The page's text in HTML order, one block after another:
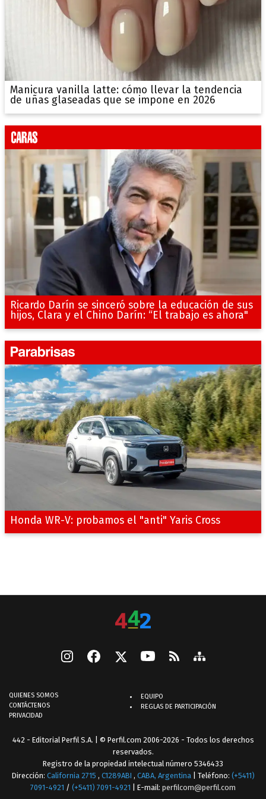
Manicura vanilla latte: cómo llevar la tendencia
de uñas glaseadas que se impone en 2026
Ricardo Darín se sinceró sobre la educación de sus
hijos, Clara y el Chino Darín: “El trabajo es ahora"
Honda WR-V: probamos el "anti" Yaris Cross
QUIENES SOMOS
CONTÁCTENOS
PRIVACIDAD
EQUIPO
REGLAS DE PARTICIPACIÓN
442 - Editorial Perfil S.A. | © Perfil.com 2006-2026 - Todos los derechos
reservados.
Registro de la propiedad intelectual número 5346433
Dirección: California 2715 , C1289ABI , CABA, Argentina | Teléfono: (+5411)
7091-4921 / (+5411) 7091-4921 | E-mail: perfilcom@perfil.com